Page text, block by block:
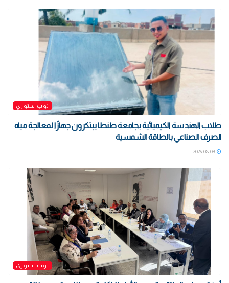
توب ستوري
طلاب الهندسة الكيميائية بجامعة طنطا يبتكرون جهازًا لمعالجة مياه
الصرف الصناعي بالطاقة الشمسية
توب ستوري